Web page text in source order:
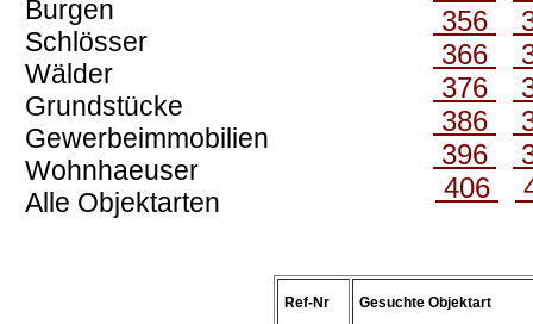
Burgen
Schlösser
Wälder
Grundstücke
Gewerbeimmobilien
Wohnhaeuser
Alle Objektarten
356
366
376
386
396
406
Ref-Nr Gesuchte Objektart